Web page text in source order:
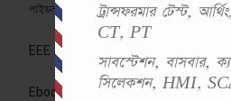
ট্রান্সফরমার টেস্ট,
CT, PT
সাবস্টেশন, বাসবার,
সিলেকশন, HMI,
গাইডলাইন
EEE Job Preparation Books
Ebook এপের ইউজারদের জন্য ডিসকাউন্ট